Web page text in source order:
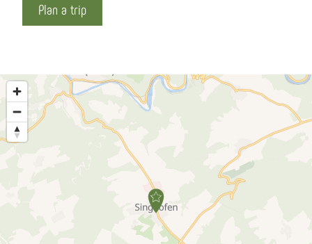
Plan a trip